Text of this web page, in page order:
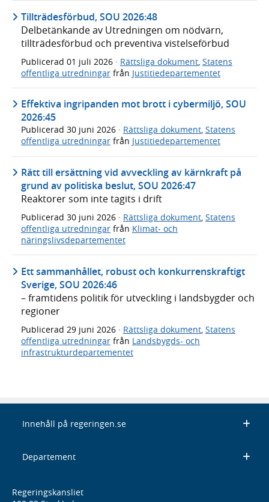
Tillträdesförbud, SOU 2026:48
Delbetänkande av Utredningen om nödvärn,
tillträdesförbud och preventiva vistelseförbud
Publicerad 01 juli 2026 · Rättsliga dokument Statens
offentliga utredningar från Justitiedepartementet
Effektiva ingripanden mot brott i cybermiljö, SOU
2026:45
Publicerad 30 juni 2026 · Rättsliga dokument, Statens
offentliga utredningar från Justitiedepartementet
Rätt till ersättning vid avveckling av kärnkraft på
grund av politiska beslut, SOU 2026:47
Reaktorer som inte tagits i drift
Publicerad 30 juni 2026 · Rättsliga dokument, Statens
offentliga utredningar från Klimat- och
näringslivsdepartementet
Ett sammanhållet, robust och konkurrenskraftigt
Sverige, SOU 2026:46
– framtidens politik för utveckling i landsbygder och
regioner
Publicerad 29 juni 2026 · Rättsliga dokument Statens
offentliga utredningar från Landsbygds- och
infrastrukturdepartementet
Innehåll på regeringen.se
Departement
Regeringskansliet